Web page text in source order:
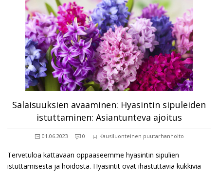
Salaisuuksien avaaminen: Hyasintin sipuleiden
istuttaminen: Asiantunteva ajoitus
01.06.2023 0 Kausiluonteinen puutarhanhoito
Tervetuloa kattavaan oppaaseemme hyasintin sipulien
istuttamisesta ja hoidosta. Hyasintit ovat ihastuttavia kukkivia